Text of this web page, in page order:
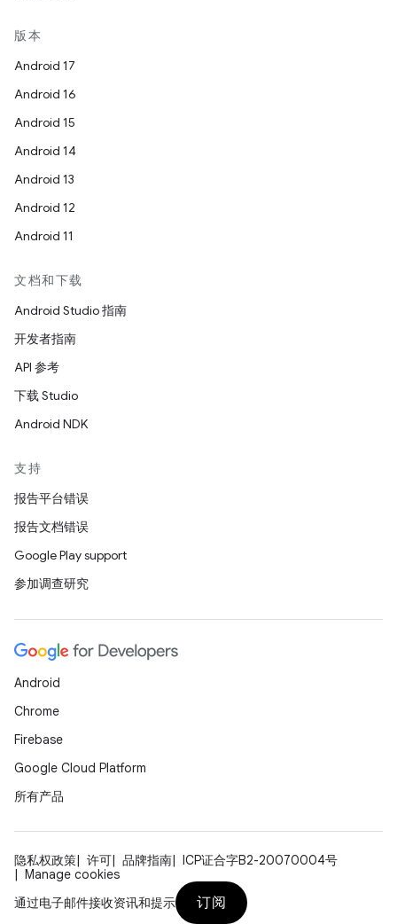
版本
Android 17
Android 16
Android 15
Android 14
Android 13
Android 12
Android 11
文档和下载
Android Studio 指南
开发者指南
API 参考
下载 Studio
Android NDK
支持
报告平台错误
报告文档错误
Google Play support
参加调查研究
Android
Chrome
Firebase
Google Cloud Platform
所有产品
隐私权政策 许可 品牌指南
ICP证合字B2-20070004号
Manage cookies
通过电子邮件接收资讯和提示
订阅